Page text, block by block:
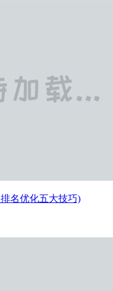
名优化五大技巧)